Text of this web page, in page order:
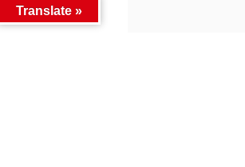
Translate »